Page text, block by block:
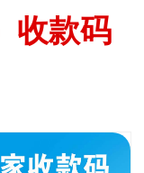
收款码